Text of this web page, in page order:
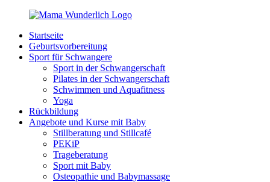
Zurück
Inhalt
MamaWunderlich.de
Mutti
sein
wunderbar!
Startseite
Geburtsvorbereitung
Sport für Schwangere
Sport in der Schwangerschaft
Pilates in der Schwangerschaft
Schwimmen und Aquafitness
Yoga
Rückbildung
Angebote und Kurse mit Baby
Stillberatung und Stillcafé
PEKiP
Trageberatung
Sport mit Baby
Osteopathie und Babymassage